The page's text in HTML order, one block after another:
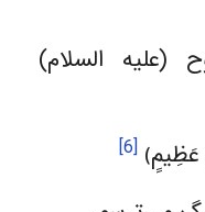
السلام)
[6]